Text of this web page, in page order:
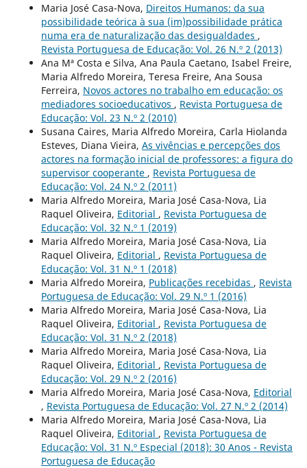
Maria José Casa-Nova, Direitos Humanos: da sua
possibilidade teórica à sua (im)possibilidade prática
numa era de naturalização das desigualdades ,
Revista Portuguesa de Educação: Vol. 26 N.º 2 (2013)
Ana Mª Costa e Silva, Ana Paula Caetano, Isabel Freire,
Maria Alfredo Moreira, Teresa Freire, Ana Sousa
Ferreira, Novos actores no trabalho em educação: os
mediadores socioeducativos , Revista Portuguesa de
Educação: Vol. 23 N.º 2 (2010)
Susana Caires, Maria Alfredo Moreira, Carla Hiolanda
Esteves, Diana Vieira, As vivências e percepções dos
actores na formação inicial de professores: a figura do
supervisor cooperante , Revista Portuguesa de
Educação: Vol. 24 N.º 2 (2011)
Maria Alfredo Moreira, Maria José Casa-Nova, Lia
Raquel Oliveira, Editorial , Revista Portuguesa de
Educação: Vol. 32 N.º 1 (2019)
Maria Alfredo Moreira, Maria José Casa-Nova, Lia
Raquel Oliveira, Editorial , Revista Portuguesa de
Educação: Vol. 31 N.º 1 (2018)
Maria Alfredo Moreira, Publicações recebidas , Revista
Portuguesa de Educação: Vol. 29 N.º 1 (2016)
Maria Alfredo Moreira, Maria José Casa-Nova, Lia
Raquel Oliveira, Editorial , Revista Portuguesa de
Educação: Vol. 31 N.º 2 (2018)
Maria Alfredo Moreira, Maria José Casa-Nova, Lia
Raquel Oliveira, Editorial , Revista Portuguesa de
Educação: Vol. 29 N.º 2 (2016)
Maria Alfredo Moreira, Maria José Casa-Nova, Editorial
, Revista Portuguesa de Educação: Vol. 27 N.º 2 (2014)
Maria Alfredo Moreira, Maria José Casa-Nova, Lia
Raquel Oliveira, Editorial , Revista Portuguesa de
Educação: Vol. 31 N.º Especial (2018): 30 Anos - Revista
Portuguesa de Educação